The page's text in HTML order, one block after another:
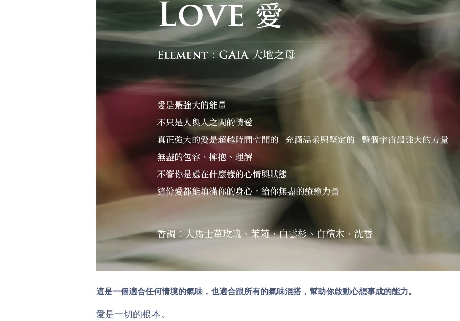
這是一個適合任何情境的氣味，也適合跟所有的氣味混搭，幫助你啟動心想事成的能力。
愛是一切的根本。